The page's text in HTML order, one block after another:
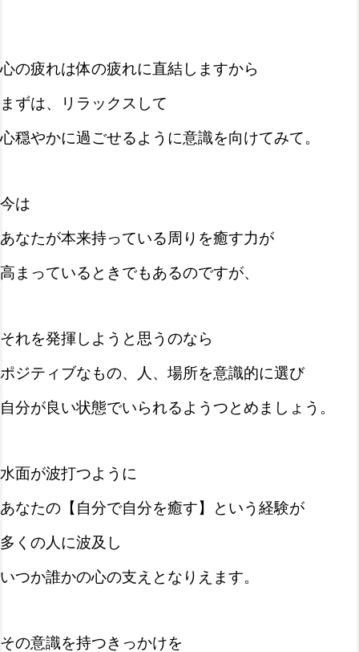
心の疲れは体の疲れに直結しますから
まずは、リラックスして
心穏やかに過ごせるように意識を向けてみて。
今は
あなたが本来持っている周りを癒す力が
高まっているときでもあるのですが、
それを発揮しようと思うのなら
ポジティブなもの、人、場所を意識的に選び
自分が良い状態でいられるようつとめましょう。
水面が波打つように
あなたの【自分で自分を癒す】という経験が
多くの人に波及し
いつか誰かの心の支えとなりえます。
その意識を持つきっかけを